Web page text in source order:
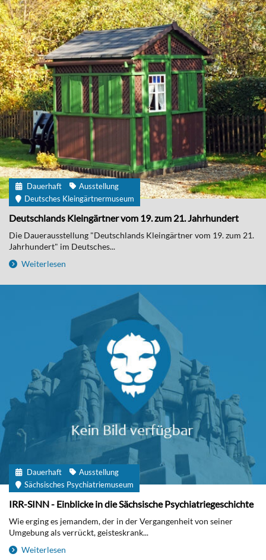
Dauerhaft
Ausstellung
Deutsches Kleingärtnermuseum
Deutschlands Kleingärtner vom 19. zum 21. Jahrhundert
Die Dauerausstellung "Deutschlands Kleingärtner vom 19. zum 21.
Jahrhundert" im Deutsches...
Weiterlesen
Dauerhaft
Ausstellung
Sächsisches Psychiatriemuseum
IRR-SINN - Einblicke in die Sächsische Psychiatriegeschichte
Wie erging es jemandem, der in der Vergangenheit von seiner
Umgebung als verrückt, geisteskrank...
Weiterlesen